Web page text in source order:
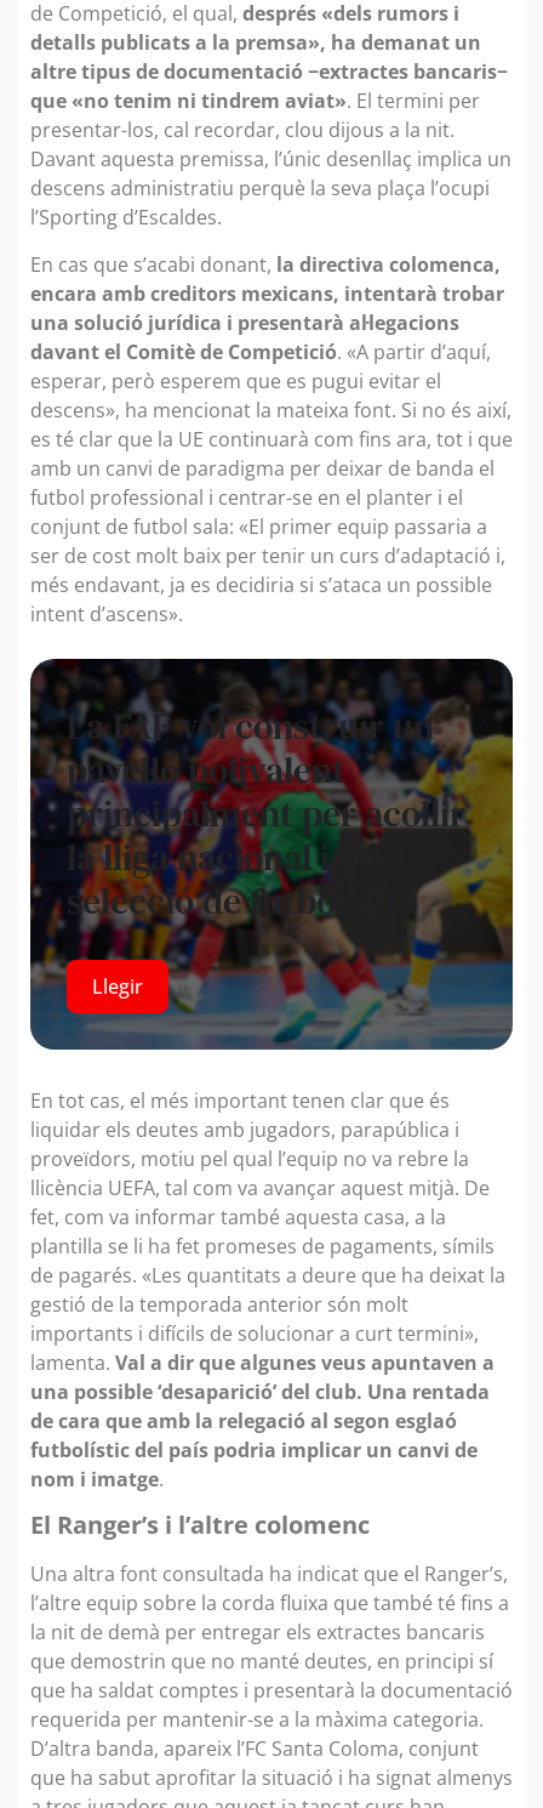
de Competició, el qual, després «dels rumors i
detalls publicats a la premsa», ha demanat un
altre tipus de documentació −extractes bancaris−
que «no tenim ni tindrem aviat». El termini per
presentar-los, cal recordar, clou dijous a la nit.
Davant aquesta premissa, l’únic desenllaç implica un
descens administratiu perquè la seva plaça l’ocupi
l’Sporting d’Escaldes.
En cas que s’acabi donant, la directiva colomenca,
encara amb creditors mexicans, intentarà trobar
una solució jurídica i presentarà al·legacions
davant el Comitè de Competició. «A partir d’aquí,
esperar, però esperem que es pugui evitar el
descens», ha mencionat la mateixa font. Si no és així,
es té clar que la UE continuarà com fins ara, tot i que
amb un canvi de paradigma per deixar de banda el
futbol professional i centrar-se en el planter i el
conjunt de futbol sala: «El primer equip passaria a
ser de cost molt baix per tenir un curs d’adaptació i,
més endavant, ja es decidiria si s’ataca un possible
intent d’ascens».
La FAF vol construir un
pavelló polivalent
principalment per acollir
la lliga nacional i la
selecció de futbol sala
Llegir
En tot cas, el més important tenen clar que és
liquidar els deutes amb jugadors, parapública i
proveïdors, motiu pel qual l’equip no va rebre la
llicència UEFA, tal com va avançar aquest mitjà. De
fet, com va informar també aquesta casa, a la
plantilla se li ha fet promeses de pagaments, símils
de pagarés. «Les quantitats a deure que ha deixat la
gestió de la temporada anterior són molt
importants i difícils de solucionar a curt termini»,
lamenta. Val a dir que algunes veus apuntaven a
una possible ‘desaparició’ del club. Una rentada
de cara que amb la relegació al segon esglaó
futbolístic del país podria implicar un canvi de
nom i imatge.
El Ranger’s i l’altre colomenc
Una altra font consultada ha indicat que el Ranger’s,
l’altre equip sobre la corda fluixa que també té fins a
la nit de demà per entregar els extractes bancaris
que demostrin que no manté deutes, en principi sí
que ha saldat comptes i presentarà la documentació
requerida per mantenir-se a la màxima categoria.
D’altra banda, apareix l’FC Santa Coloma, conjunt
que ha sabut aprofitar la situació i ha signat almenys